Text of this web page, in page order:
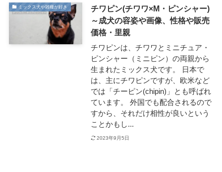
ミックス犬や雑種が好き
チワピン(チワワ×M・ピンシャー)
～成犬の容姿や画像、性格や販売
価格・里親
チワピンは、チワワとミニチュア・
ピンシャー（ミニピン）の両親から
生まれたミックス犬です。 日本で
は、主にチワピンですが、欧米など
では「チーピン(chipin)」とも呼ばれ
ています。 外国でも配合されるので
すから、それだけ相性が良いという
ことかもし...
2023年9月5日